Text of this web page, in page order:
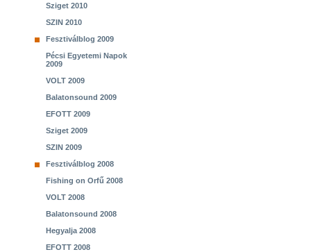
Sziget 2010
SZIN 2010
Fesztiválblog 2009
Pécsi Egyetemi Napok
2009
VOLT 2009
Balatonsound 2009
EFOTT 2009
Sziget 2009
SZIN 2009
Fesztiválblog 2008
Fishing on Orfű 2008
VOLT 2008
Balatonsound 2008
Hegyalja 2008
EFOTT 2008